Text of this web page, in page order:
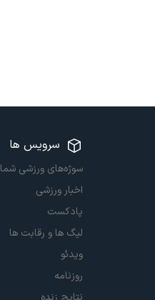
سرویس ها
سوژه‌های ورزشی شما
اخبار ورزشی
پادکست
لیگ ها و رقابت ها
ویدئو
روزنامه